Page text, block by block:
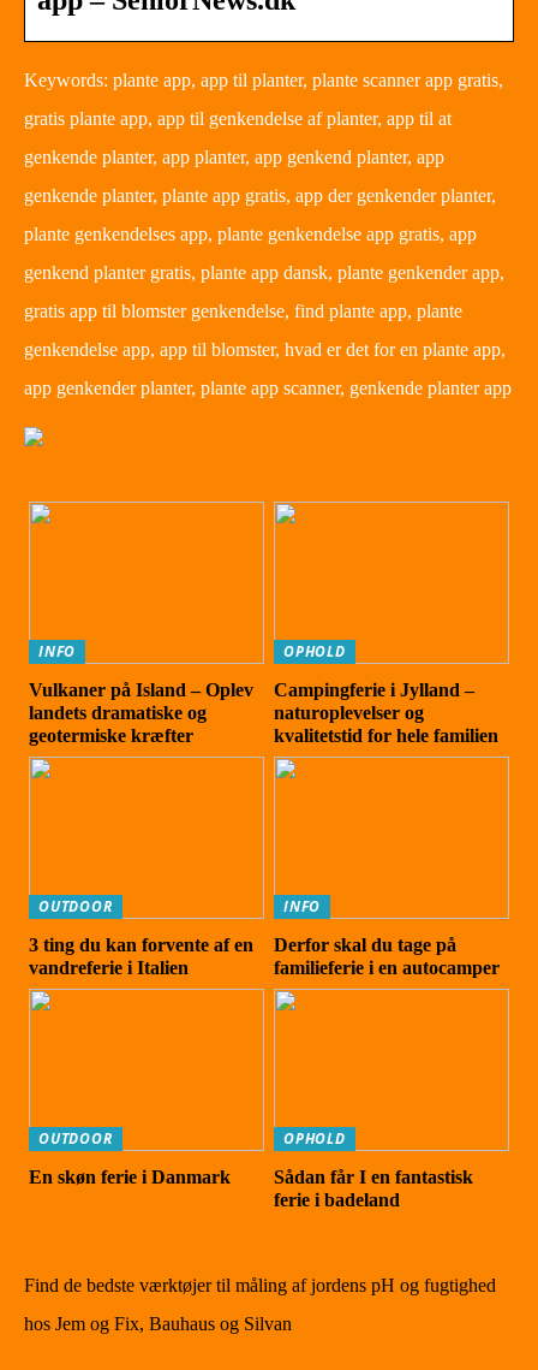
Keywords: plante app, app til planter, plante scanner app gratis,
gratis plante app, app til genkendelse af planter, app til at
genkende planter, app planter, app genkend planter, app
genkende planter, plante app gratis, app der genkender planter,
plante genkendelses app, plante genkendelse app gratis, app
genkend planter gratis, plante app dansk, plante genkender app,
gratis app til blomster genkendelse, find plante app, plante
genkendelse app, app til blomster, hvad er det for en plante app,
app genkender planter, plante app scanner, genkende planter app
INFO
Vulkaner på Island – Oplev
landets dramatiske og
geotermiske kræfter
OPHOLD
Campingferie i Jylland –
naturoplevelser og
kvalitetstid for hele familien
OUTDOOR
3 ting du kan forvente af en
vandreferie i Italien
INFO
Derfor skal du tage på
familieferie i en autocamper
OUTDOOR
En skøn ferie i Danmark
OPHOLD
Sådan får I en fantastisk
ferie i badeland
Find de bedste værktøjer til måling af jordens pH og fugtighed
hos Jem og Fix, Bauhaus og Silvan